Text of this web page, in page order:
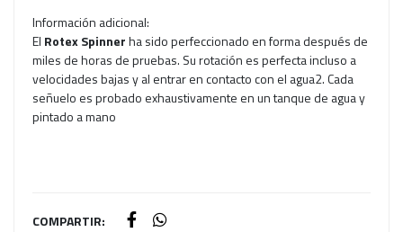
Información adicional:
El Rotex Spinnerha sido perfeccionado en forma después de
miles de horas de pruebas. Su rotación es perfecta incluso a
velocidades bajas y al entrar en contacto con el agua2. Cada
señuelo es probado exhaustivamente en un tanque de agua y
pintado a mano
COMPARTIR: